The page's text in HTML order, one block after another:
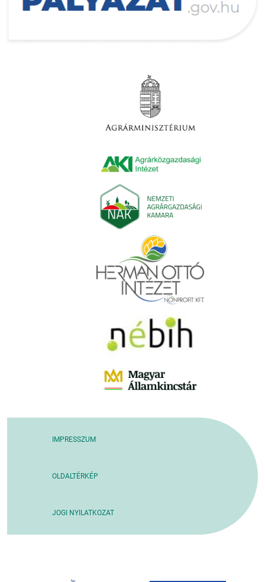
IMPRESSZUM
OLDALTÉRKÉP
JOGI NYILATKOZAT